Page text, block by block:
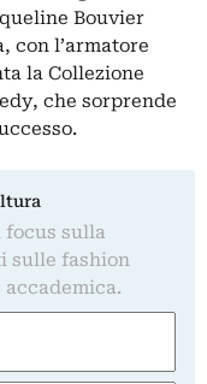
Bouvier
con l’armatore
la Collezione
che sorprende
sulla
sulle fashion